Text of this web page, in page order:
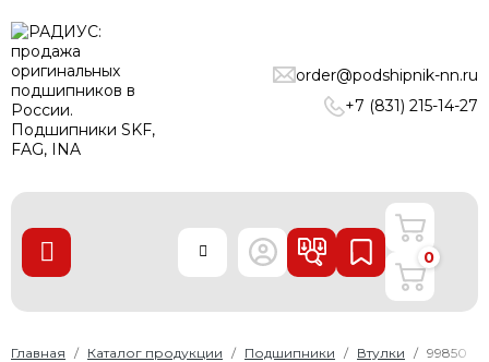
order@podshipnik-nn.ru
+7 (831) 215-14-27
ПОДШИПНИКИ
ЛИНЕЙНЫЕ ТЕХНОЛОГИИ
РЕМНИ
О нас
Доставка и оплата
0
Главная Каталог продукции Подшипники Втулки 99850